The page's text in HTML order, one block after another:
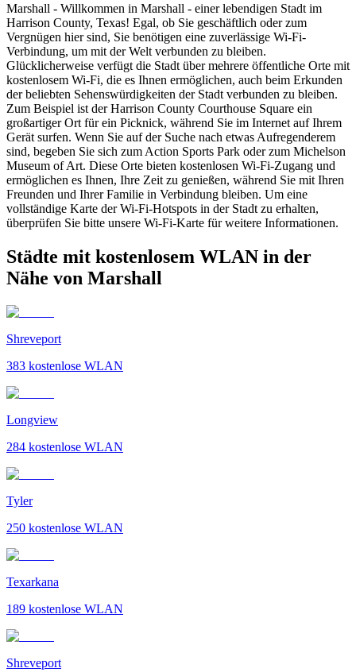
Marshall - Willkommen in Marshall - einer lebendigen Stadt im
Harrison County, Texas! Egal, ob Sie geschäftlich oder zum
Vergnügen hier sind, Sie benötigen eine zuverlässige Wi-Fi-
Verbindung, um mit der Welt verbunden zu bleiben.
Glücklicherweise verfügt die Stadt über mehrere öffentliche Orte mit
kostenlosem Wi-Fi, die es Ihnen ermöglichen, auch beim Erkunden
der beliebten Sehenswürdigkeiten der Stadt verbunden zu bleiben.
Zum Beispiel ist der Harrison County Courthouse Square ein
großartiger Ort für ein Picknick, während Sie im Internet auf Ihrem
Gerät surfen. Wenn Sie auf der Suche nach etwas Aufregenderem
sind, begeben Sie sich zum Action Sports Park oder zum Michelson
Museum of Art. Diese Orte bieten kostenlosen Wi-Fi-Zugang und
ermöglichen es Ihnen, Ihre Zeit zu genießen, während Sie mit Ihren
Freunden und Ihrer Familie in Verbindung bleiben. Um eine
vollständige Karte der Wi-Fi-Hotspots in der Stadt zu erhalten,
überprüfen Sie bitte unsere Wi-Fi-Karte für weitere Informationen.
Städte mit kostenlosem WLAN in der
Nähe von Marshall
Shreveport
383 kostenlose WLAN
Longview
284 kostenlose WLAN
Tyler
250 kostenlose WLAN
Texarkana
189 kostenlose WLAN
Shreveport